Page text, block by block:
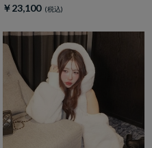
￥23,100